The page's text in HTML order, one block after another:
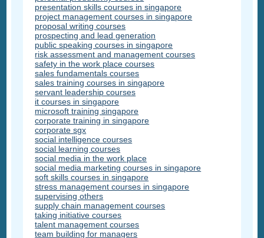
presentation skills courses in singapore
project management courses in singapore
proposal writing courses
prospecting and lead generation
public speaking courses in singapore
risk assessment and management courses
safety in the work place courses
sales fundamentals courses
sales training courses in singapore
servant leadership courses
it courses in singapore
microsoft training singapore
corporate training in singapore
corporate sgx
social intelligence courses
social learning courses
social media in the work place
social media marketing courses in singapore
soft skills courses in singapore
stress management courses in singapore
supervising others
supply chain management courses
taking initiative courses
talent management courses
team building for managers